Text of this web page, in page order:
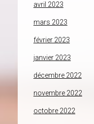
avril 2023
mars 2023
février 2023
janvier 2023
décembre 2022
novembre 2022
octobre 2022